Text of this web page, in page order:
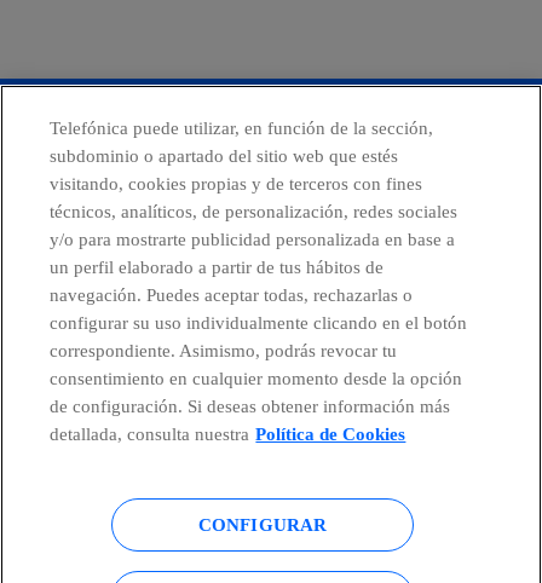
Centro Global de Transparencia
facebook linkedin twitter instagram
Política de cookies Aviso legal
Telefónica puede utilizar, en función de la sección,
subdominio o apartado del sitio web que estés
visitando, cookies propias y de terceros con fines
técnicos, analíticos, de personalización, redes sociales
y/o para mostrarte publicidad personalizada en base a
un perfil elaborado a partir de tus hábitos de
navegación. Puedes aceptar todas, rechazarlas o
configurar su uso individualmente clicando en el botón
correspondiente. Asimismo, podrás revocar tu
consentimiento en cualquier momento desde la opción
de configuración. Si deseas obtener información más
detallada, consulta nuestra Política de Cookies
CONFIGURAR